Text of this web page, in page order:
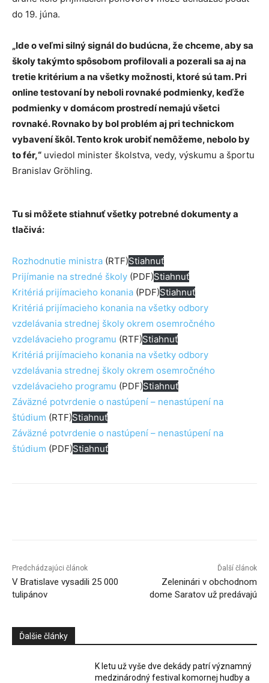
do 19. júna.
„Ide o veľmi silný signál do budúcna, že chceme, aby sa
školy takýmto spôsobom profilovali a pozerali sa aj na
tretie kritérium a na všetky možnosti, ktoré sú tam. Pri
online testovaní by neboli rovnaké podmienky, keďže
podmienky v domácom prostredí nemajú všetci
rovnaké. Rovnako by bol problém aj pri technickom
vybavení škôl. Tento krok urobiť nemôžeme, nebolo by
to fér,“ uviedol minister školstva, vedy, výskumu a športu
Branislav Gröhling.
Tu si môžete stiahnuť všetky potrebné dokumenty a
tlačivá:
Rozhodnutie ministra (RTF)Stiahnuť
Prijímanie na stredné školy (PDF)Stiahnuť
Kritériá prijímacieho konania (PDF)Stiahnuť
Kritériá prijímacieho konania na všetky odbory
vzdelávania strednej školy okrem osemročného
vzdelávacieho programu (RTF)Stiahnuť
Kritériá prijímacieho konania na všetky odbory
vzdelávania strednej školy okrem osemročného
vzdelávacieho programu (PDF)Stiahnuť
Záväzné potvrdenie o nastúpení – nenastúpení na
štúdium (RTF)Stiahnuť
Záväzné potvrdenie o nastúpení – nenastúpení na
štúdium (PDF)Stiahnuť
Predchádzajúci článok
V Bratislave vysadili 25 000
tulipánov
Ďalší článok
Zeleninári v obchodnom
dome Saratov už predávajú
Ďalšie články
K letu už vyše dve dekády patrí významný
medzinárodný festival komornej hudby a